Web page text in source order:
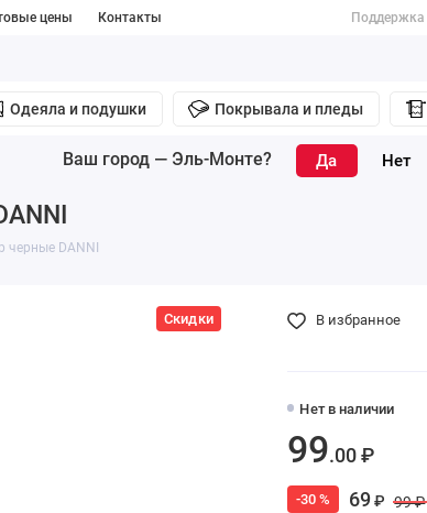
цены Контакты Поддержка
Одеяла и подушки Покрывала и пледы
Ваш город — Эль-Монте?
черные DANNI
Скидки
Нет в наличии
99.00 ₽
-30 % 69₽ 99 ₽
В избранное